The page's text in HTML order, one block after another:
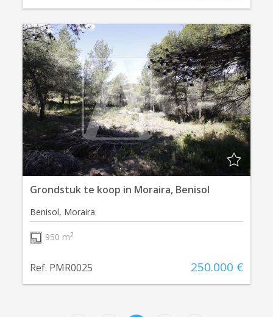
Grondstuk te koop in Moraira, Benisol
Benisol, Moraira
950 m2
Ref. PMR0025 250.000 €